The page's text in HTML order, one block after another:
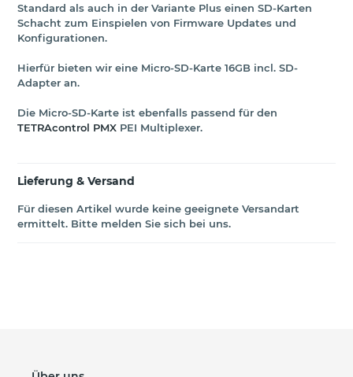
Standard als auch in der Variante Plus einen SD-Karten
Schacht zum Einspielen von Firmware Updates und
Konfigurationen.
Hierfür bieten wir eine Micro-SD-Karte 16GB incl. SD-
Adapter an.
Die Micro-SD-Karte ist ebenfalls passend für den
TETRAcontrol PMX PEI Multiplexer.
Lieferung & Versand
Für diesen Artikel wurde keine geeignete Versandart
ermittelt. Bitte melden Sie sich bei uns.